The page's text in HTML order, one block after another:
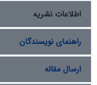
اطلاعات نشریه
راهنمای نویسندگان
ارسال مقاله